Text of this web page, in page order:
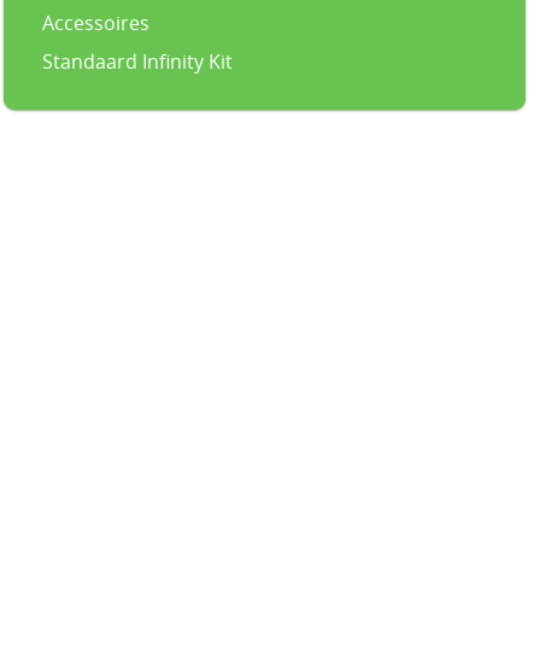
Accessoires
Standaard Infinity Kit